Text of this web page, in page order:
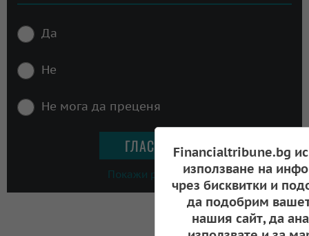
Да
Не
Не мога да преценя
Покажи резултати
Financialtribune.bg
използване на
чрез бисквитки и
да подобрим
нашия сайт, да